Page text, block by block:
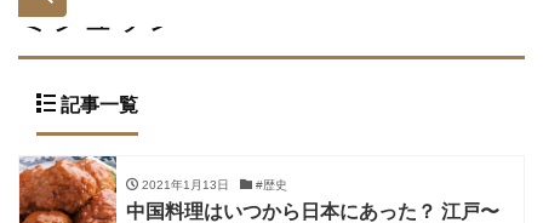
ミシュラン
記事一覧
2021年1月13日 #歴史
中国料理はいつから日本にあった？ 江戸〜